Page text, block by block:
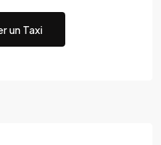
un Taxi